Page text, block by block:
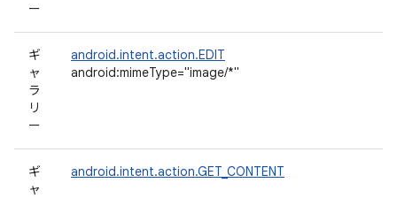
ー
ギ
ャ
ラ
リ
ー
android.intent.action.EDIT
android:mimeType="image/*"
ギ
ャ
android.intent.action.GET_CONTENT